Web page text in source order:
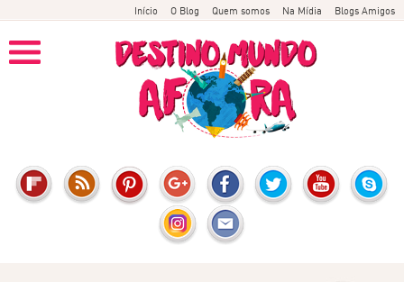
Início O Blog Quem somos Na Mídia Blogs Amigos